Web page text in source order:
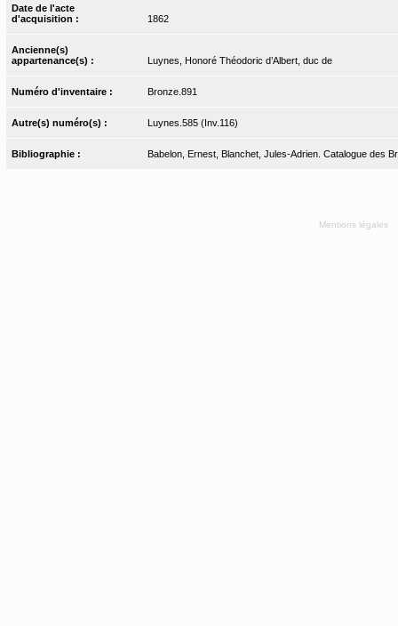
Date de l'acte
d'acquisition :
1862
Ancienne(s)
appartenance(s) :
Luynes, Honoré Théodoric d’Albert, duc de
Numéro d'inventaire : Bronze.891
Autre(s) numéro(s) : Luynes.585 (Inv.116)
Bibliographie : Babelon, Ernest, Blanchet, Jules-Adrien. Catalogue des
Mentions légales